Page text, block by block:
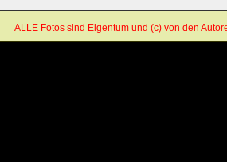
ALLE Fotos sind Eigentum und (c) von den